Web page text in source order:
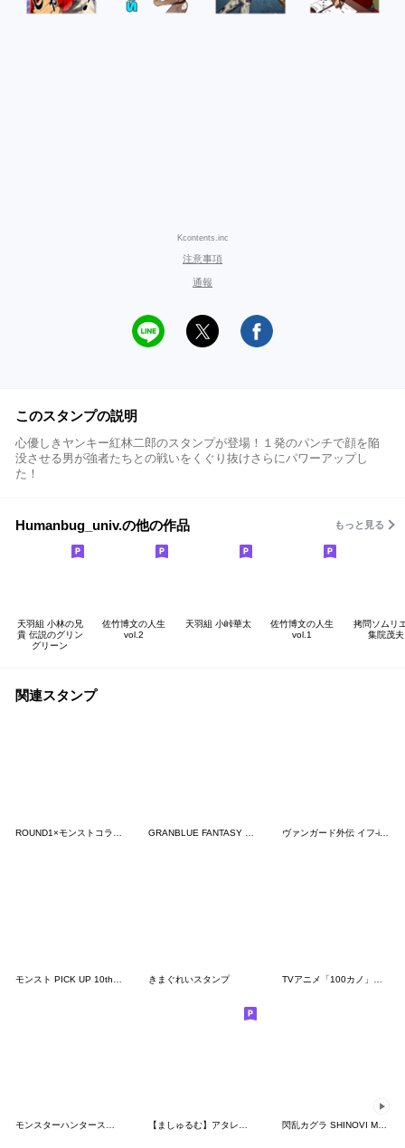
Kcontents.inc
注意事項
通報
このスタンプの説明
心優しきヤンキー紅林二郎のスタンプが登場！１発のパンチで顔を陥
没させる男が強者たちとの戦いをくぐり抜けさらにパワーアップし
た！
Humanbug_univ.の他の作品 もっと見る
天羽組 小林の兄
貴 伝説のグリン
グリーン
佐竹博文の人生
vol.2
天羽組 小峠華太
佐竹博文の人生
vol.1
拷問ソムリ
集院茂夫
関連スタンプ
ROUND1×モンストコラボ記念スタンプ GRANBLUE FANTASY The Animation ヴァンガード外伝 イフ‐if‐スタンプ ♪
きまぐれいスタンプ
閃乱カグラ SHINOVI MASTER -東京妖魔篇-